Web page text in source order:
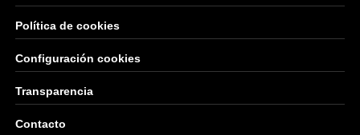
Política de cookies
Configuración cookies
Transparencia
Contacto